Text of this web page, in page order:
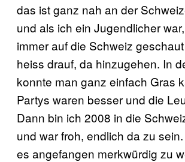
das ist ganz nah an der
und als ich ein Jugendlicher
immer auf die Schweiz
heiss drauf, da hinzugehen. In
konnte man ganz einfach Gras
Partys waren besser und die
Dann bin ich 2008 in die
und war froh, endlich da zu
es angefangen merkwürdig zu